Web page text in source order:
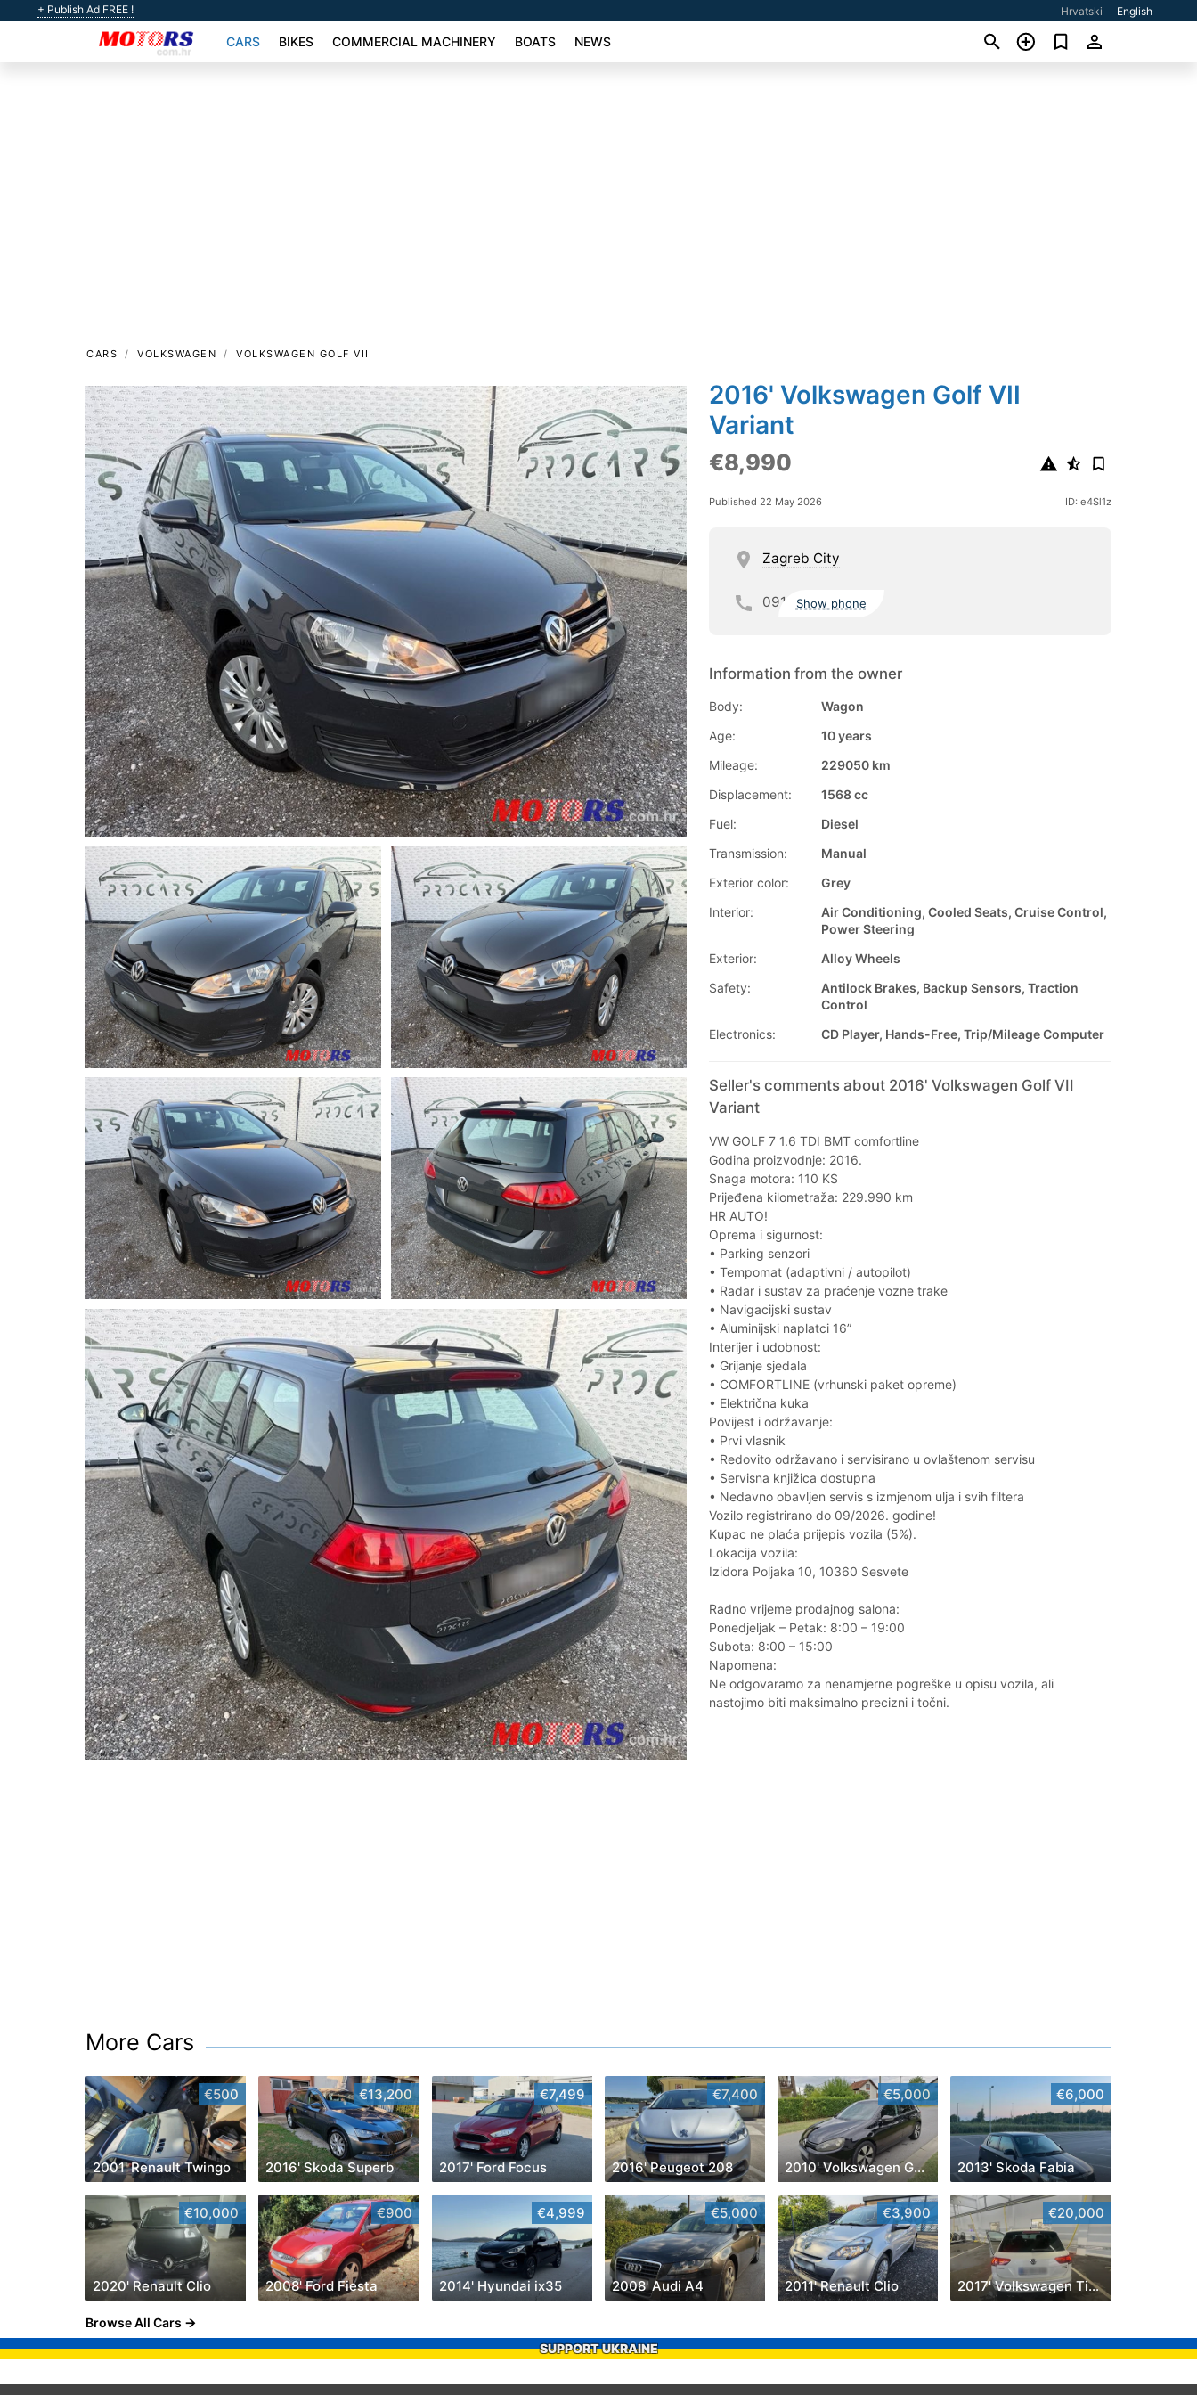
+ Publish Ad FREE ! Hrvatski English
CARS BIKES COMMERCIAL MACHINERY BOATS NEWS
CARS VOLKSWAGEN VOLKSWAGEN GOLF VII
2016' Volkswagen Golf VII
Variant
€8,990
Published 22 May 2026 ID: e4Sl1z
Zagreb City
091 Show phone
Information from the owner
Body:
Wagon
Age:
10 years
Mileage:
229050 km
Displacement:
1568 cc
Fuel:
Diesel
Transmission:
Manual
Exterior color:
Grey
Interior:
Air Conditioning, Cooled Seats, Cruise Control,
Power Steering
Exterior:
Alloy Wheels
Safety:
Antilock Brakes, Backup Sensors, Traction
Control
Electronics:
CD Player, Hands-Free, Trip/Mileage Computer
Seller's comments about 2016' Volkswagen Golf VII
Variant
VW GOLF 7 1.6 TDI BMT comfortline
Godina proizvodnje: 2016.
Snaga motora: 110 KS
Prijeđena kilometraža: 229.990 km
HR AUTO!
Oprema i sigurnost:
• Parking senzori
• Tempomat (adaptivni / autopilot)
• Radar i sustav za praćenje vozne trake
• Navigacijski sustav
• Aluminijski naplatci 16”
Interijer i udobnost:
• Grijanje sjedala
• COMFORTLINE (vrhunski paket opreme)
• Električna kuka
Povijest i održavanje:
• Prvi vlasnik
• Redovito održavano i servisirano u ovlaštenom servisu
• Servisna knjižica dostupna
• Nedavno obavljen servis s izmjenom ulja i svih filtera
Vozilo registrirano do 09/2026. godine!
Kupac ne plaća prijepis vozila (5%).
Lokacija vozila:
Izidora Poljaka 10, 10360 Sesvete
Radno vrijeme prodajnog salona:
Ponedjeljak – Petak: 8:00 – 19:00
Subota: 8:00 – 15:00
Napomena:
Ne odgovaramo za nenamjerne pogreške u opisu vozila, ali
nastojimo biti maksimalno precizni i točni.
More Cars
€500
2001' Renault Twingo
€13,200
2016' Skoda Superb
€7,499
2017' Ford Focus
€7,400
2016' Peugeot 208
€5,000
2010' Volkswagen Golf VI
€6,000
2013' Skoda Fabia
€10,000
2020' Renault Clio
€900
2008' Ford Fiesta
€4,999
2014' Hyundai ix35
€5,000
2008' Audi A4
€3,900
2011' Renault Clio
€20,000
2017' Volkswagen Tiguan
Browse All Cars
SUPPORT UKRAINE